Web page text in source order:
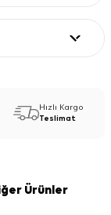
Hızlı Kargo
Teslimat
Ürünler